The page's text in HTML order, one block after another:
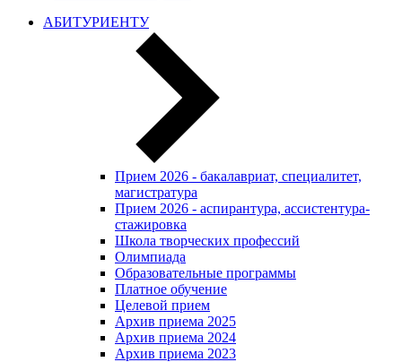
АБИТУРИЕНТУ
Прием 2026 - бакалавриат, специалитет,
магистратура
Прием 2026 - аспирантура, ассистентура-
стажировка
Школа творческих профессий
Олимпиада
Образовательные программы
Платное обучение
Целевой прием
Архив приема 2025
Архив приема 2024
Архив приема 2023